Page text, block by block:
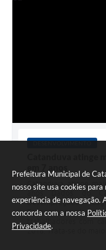
Prefeitura Municipal de
nosso site usa cookies para
experiência de navegação.
concorda com a nossa
Privacidade.
DESENVOLVIMENTO
Catanduva atinge
anos Dados do
Desempregados
Economia, revelam
trabalhadores com
2018. Trata-se do